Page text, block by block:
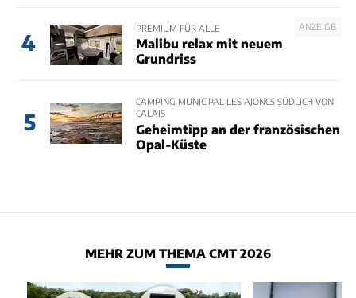
4
ANZEIGE
PREMIUM FÜR ALLE
Malibu relax mit neuem
Grundriss
5
CAMPING MUNICIPAL LES AJONCS SÜDLICH VON
CALAIS
Geheimtipp an der französischen
Opal-Küste
MEHR ZUM THEMA CMT 2026